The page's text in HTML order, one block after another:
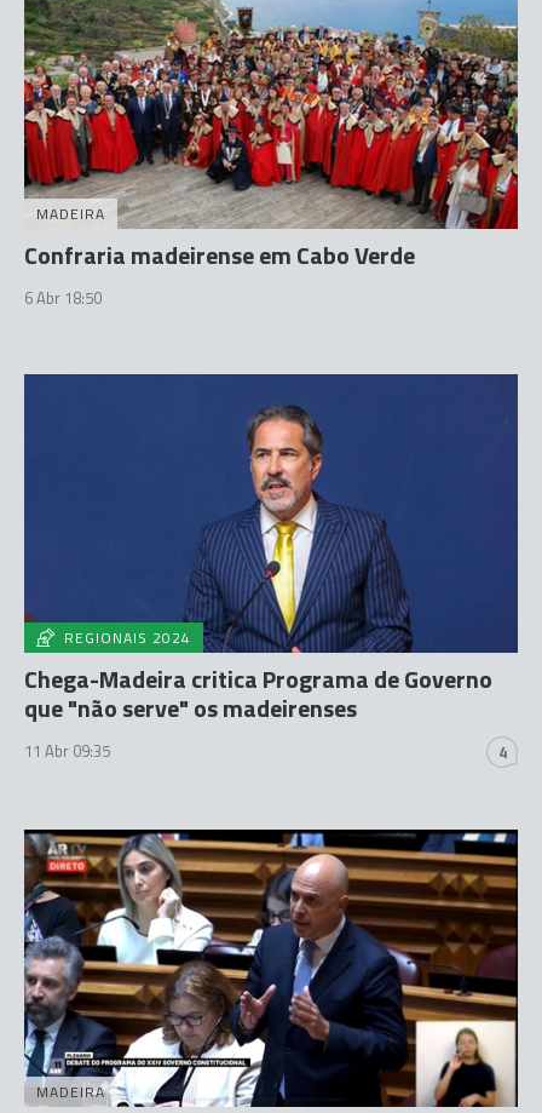
MADEIRA
Confraria madeirense em Cabo Verde
6 Abr 18:50
REGIONAIS 2024
Chega-Madeira critica Programa de Governo
que "não serve" os madeirenses
11 Abr 09:35 4
MADEIRA